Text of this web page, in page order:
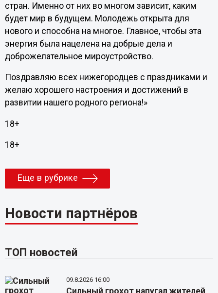
стран. Именно от них во многом зависит, каким
будет мир в будущем. Молодежь открыта для
нового и способна на многое. Главное, чтобы эта
энергия была нацелена на добрые дела и
доброжелательное мироустройство.
Поздравляю всех нижегородцев с праздниками и
желаю хорошего настроения и достижений в
развитии нашего родного региона!»
18+
18+
Еще в рубрике
Новости партнёров
ТОП новостей
09.8.2026 16:00